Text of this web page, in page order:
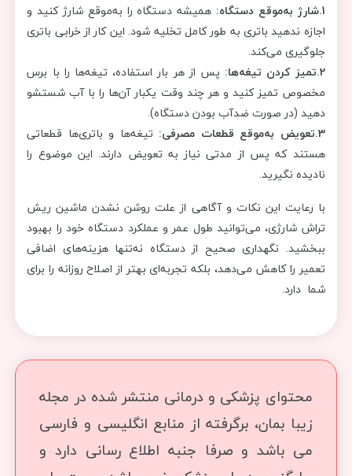
1.شارژ به‌موقع دستگاه:
همیشه دستگاه را به‌موقع شارژ کنید و
اجازه ندهید باتری به طور کامل تخلیه شود. این کار از خرابی باتری
جلوگیری می‌کند.
2.تمیز کردن تیغه‌ها:
پس از هر بار استفاده، تیغه‌ها را با برس
مخصوص تمیز کنید و هر چند وقت یکبار آن‌ها را با آب شستشو
دهید (در صورت ضدآب بودن دستگاه).
3.تعویض به‌موقع قطعات مصرفی:
تیغه‌ها و باتری‌ها قطعاتی
هستند که پس از مدتی نیاز به تعویض دارند. این موضوع را
نادیده نگیرید.
با رعایت این نکات و آگاهی از علت روشن نشدن ماشین ریش
تراش شارژی، می‌توانید طول عمر و عملکرد دستگاه خود را بهبود
ببخشید. نگهداری صحیح از دستگاه نه‌تنها هزینه‌های اضافی
تعمیر را کاهش می‌دهد، بلکه تجربه‌ای بهتر از اصلاح روزانه را برای
شما دارد.
محتوای پزشکی و درمانی منتشر شده در مجله
زیبا بمان، برگرفته از منابع انگلیسی و فارسی
می باشد و صرفا جنبه اطلاع رسانی دارد و